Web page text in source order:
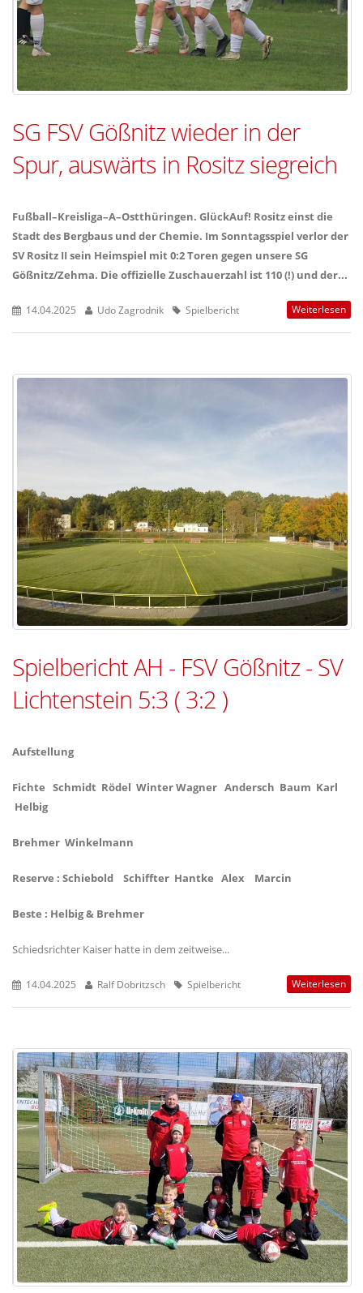
SG FSV Gößnitz wieder in der
Spur, auswärts in Rositz siegreich
Fußball–Kreisliga–A–Ostthüringen. GlückAuf! Rositz einst die
Stadt des Bergbaus und der Chemie. Im Sonntagsspiel verlor der
SV Rositz II sein Heimspiel mit 0:2 Toren gegen unsere SG
Gößnitz/Zehma. Die offizielle Zuschauerzahl ist 110 (!) und der...
14.04.2025 Udo Zagrodnik Spielbericht Weiterlesen
Spielbericht AH - FSV Gößnitz - SV
Lichtenstein 5:3 ( 3:2 )
Aufstellung
Fichte Schmidt Rödel Winter Wagner Andersch Baum Karl
Helbig
Brehmer Winkelmann
Reserve : Schiebold Schiffter Hantke Alex Marcin
Beste : Helbig & Brehmer
Schiedsrichter Kaiser hatte in dem zeitweise...
14.04.2025 Ralf Dobritzsch Spielbericht Weiterlesen